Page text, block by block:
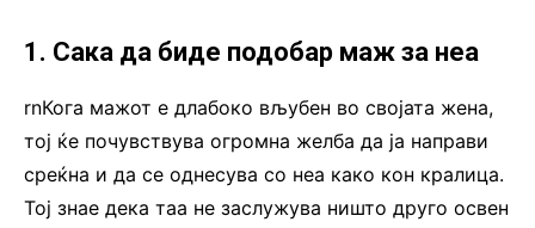
1. Сака да биде подобар маж за неа
rnКога мажот е длабоко вљубен во својата жена,
тој ќе почувствува огромна желба да ја направи
среќна и да се однесува со неа како кон кралица.
Тој знае дека таа не заслужува ништо друго освен